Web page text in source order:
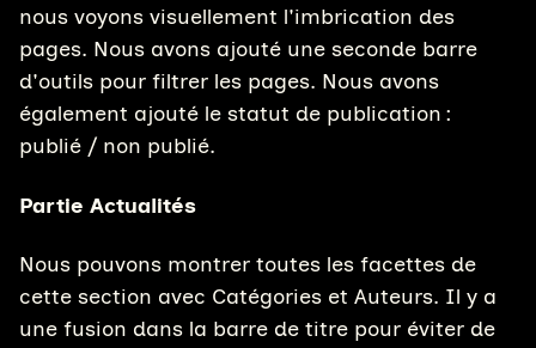
nous voyons visuellement l'imbrication des
pages. Nous avons ajouté une seconde barre
d'outils pour filtrer les pages. Nous avons
également ajouté le statut de publication :
publié / non publié.
Partie Actualités
Nous pouvons montrer toutes les facettes de
cette section avec Catégories et Auteurs. Il y a
une fusion dans la barre de titre pour éviter de